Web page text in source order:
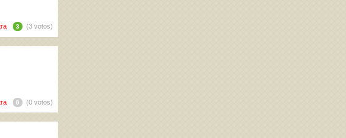
3 (3 votos)
0 (0 votos)